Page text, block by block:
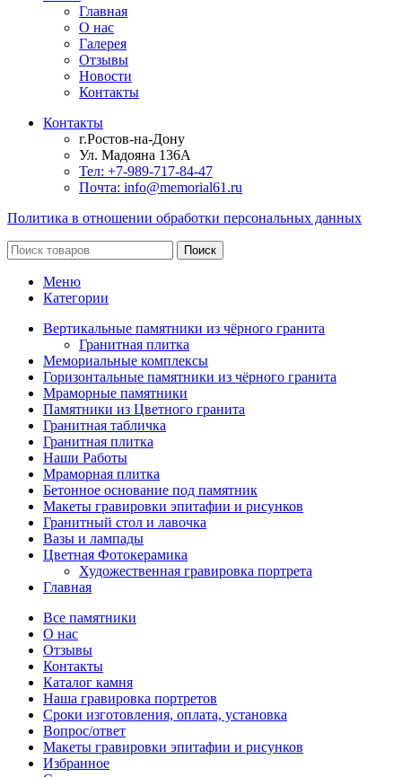
Главная
О нас
Галерея
Отзывы
Новости
Контакты
Контакты
г.Ростов-на-Дону
Ул. Мадояна 136А
Тел: +7-989-717-84-47
Почта: info@memorial61.ru
Политика в отношении обработки персональных данных
Поиск
Меню
Категории
Вертикальные памятники из чёрного гранита
Гранитная плитка
Мемориальные комплексы
Горизонтальные памятники из чёрного гранита
Мраморные памятники
Памятники из Цветного гранита
Гранитная табличка
Гранитная плитка
Наши Работы
Мраморная плитка
Бетонное основание под памятник
Макеты гравировки эпитафии и рисунков
Гранитный стол и лавочка
Вазы и лампады
Цветная Фотокерамика
Художественная гравировка портрета
Главная
Все памятники
О нас
Отзывы
Контакты
Каталог камня
Наша гравировка портретов
Сроки изготовления, оплата, установка
Вопрос/ответ
Макеты гравировки эпитафии и рисунков
Избранное